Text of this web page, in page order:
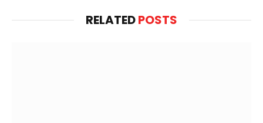
RELATEDPOSTS